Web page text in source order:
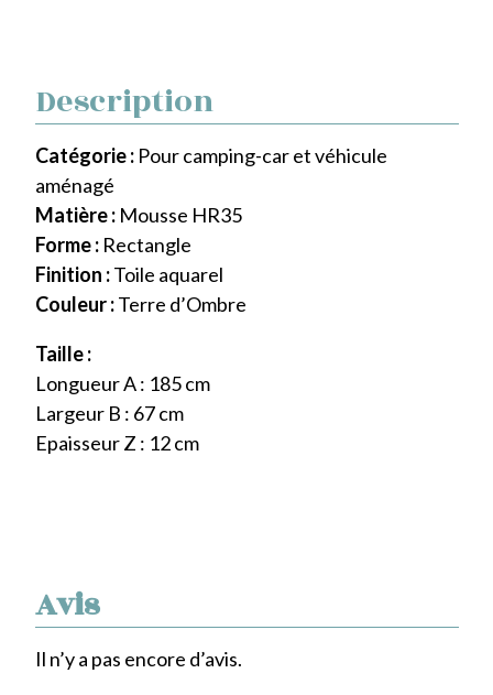
Avis
Il n’y a pas encore d’avis.
Description
Catégorie : Pour camping-car et véhicule
aménagé
Matière : Mousse HR35
Forme : Rectangle
Finition :Toile aquarel
Couleur :Terre d’Ombre
Taille :
Longueur A : 185 cm
Largeur B : 67 cm
Epaisseur Z : 12 cm